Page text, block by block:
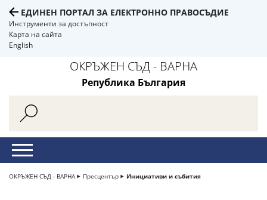
ЕДИНЕН ПОРТАЛ ЗА ЕЛЕКТРОННО ПРАВОСЪДИЕ
Инструменти за достъпност
Карта на сайта
English
ОКРЪЖЕН СЪД - ВАРНА
Република България
ОКРЪЖЕН СЪД - ВАРНА Пресцентър Инициативи и събития